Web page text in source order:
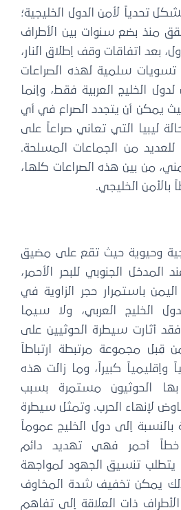
لأمن الدول الخليجية؛
بضع سنوات بين الأطراف
اتفاقات وقف إطلاق النار،
سلمية لهذه الصراعات
العربية فقط، وإنما
أن يتجدد الصراع في أي
التي تعاني صراعاً على
من الجماعات المسلحة.
بين هذه الصراعات كلها،
الخليجي.
حيث تقع على مضيق
الجنوبي للبحر الأحمر،
حجر الزاوية في
العربي، ولا سيما
فقد أثارت سيطرة الحوثيين على
2015 من قِبل مجموعة مرتبطة ارتباطاً
كبيراً، وما زالت هذه
مستمرة بسبب
الحرب. وتمثل سيطرة
إلى دول الخليج عموماً
فهي تهديد دائم
تنسيق الجهود لمواجهة
تخفيف شدة المخاوف
ذات العلاقة إلى تفاهم